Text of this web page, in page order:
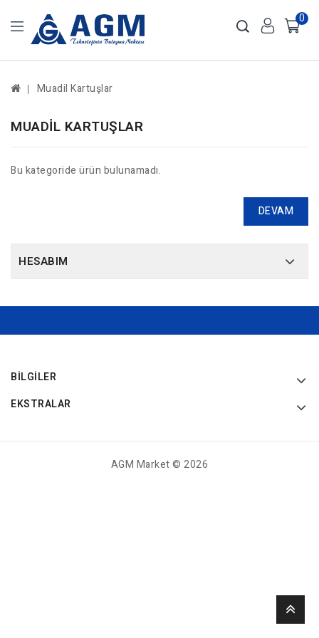
0
Muadil Kartuşlar
MUADIL KARTUŞLAR
Bu kategoride ürün bulunamadı.
DEVAM
HESABIM
BILGILER
EKSTRALAR
AGM Market © 2026